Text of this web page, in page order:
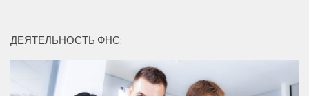
ДЕЯТЕЛЬНОСТЬ ФНС: